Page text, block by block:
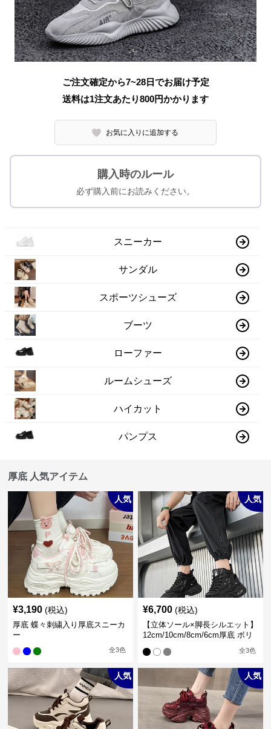
ご注文確定から7~28日でお届け予定
送料は1注文あたり800円かかります
お気に入りに追加する
購入時のルール
必ず購入前にお読みください。
スニーカー
サンダル
スポーツシューズ
ブーツ
ローファー
ルームシューズ
ハイカット
パンプス
厚底 人気アイテム
人気
¥3,190 (税込)
厚底 蝶々刺繍入り厚底スニーカ
ー
全3色
人気
¥6,700 (税込)
【立体ソール×脚長シルエット】
12cm/10cm/8cm/6cm厚底 ボリ
ュームソール立体設計ハイカッ
トスニーカー｜スニーカー・ハ
イカット
全3色
人気 人気